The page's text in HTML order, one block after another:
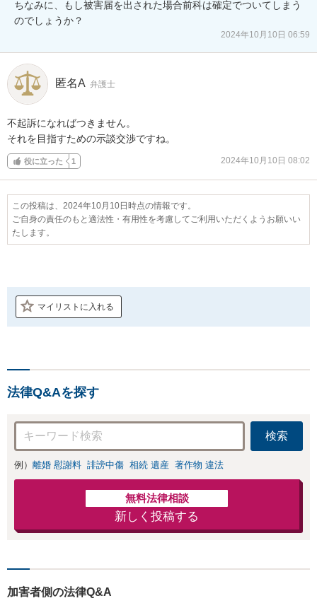
ちなみに、もし被害届を出された場合前科は確定でついてしまう
のでしょうか？
2024年10月10日 06:59
匿名A 弁護士
不起訴になればつきません。
それを目指すための示談交渉ですね。
役に立った 1 2024年10月10日 08:02
この投稿は、2024年10月10日時点の情報です。
ご自身の責任のもと適法性・有用性を考慮してご利用いただくようお願いい
たします。
マイリストに入れる
法律Q&Aを探す
検索
例） 離婚 慰謝料 誹謗中傷 相続 遺産 著作物 違法
無料法律相談
新しく投稿する
加害者側の法律Q&A